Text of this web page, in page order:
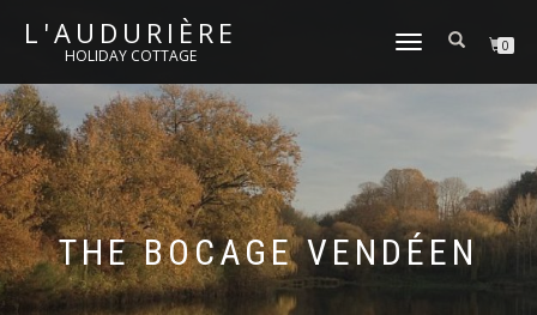
L'AUDURIÈRE
HOLIDAY COTTAGE
TOGGLE NAVIGATION
0
THE BOCAGE VENDÉEN